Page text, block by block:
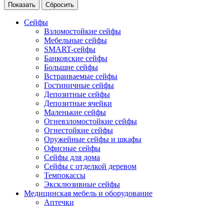
Сейфы
Взломостойкие сейфы
Мебельные сейфы
SMART-сейфы
Банковские сейфы
Большие сейфы
Встраиваемые сейфы
Гостиничные сейфы
Депозитные сейфы
Депозитные ячейки
Маленькие сейфы
Огневзломостойкие сейфы
Огнестойкие сейфы
Оружейные сейфы и шкафы
Офисные сейфы
Сейфы для дома
Сейфы с отделкой деревом
Темпокассы
Эксклюзивные сейфы
Медицинская мебель и оборудование
Аптечки